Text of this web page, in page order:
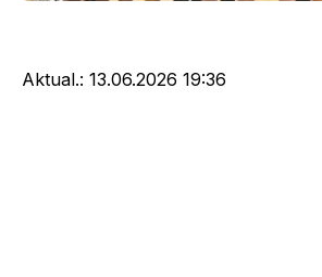
Aktual.: 13.06.2026 19:36